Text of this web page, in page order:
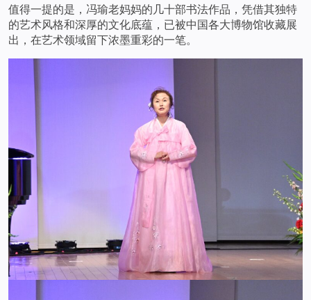
值得一提的是，冯瑜老妈妈的几十部书法作品，凭借其独特
的艺术风格和深厚的文化底蕴，已被中国各大博物馆收藏展
出，在艺术领域留下浓墨重彩的一笔。